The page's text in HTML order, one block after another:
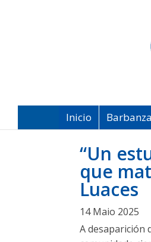
Inicio
“Un
que
Luaces
14 Maio 2025
A desaparición